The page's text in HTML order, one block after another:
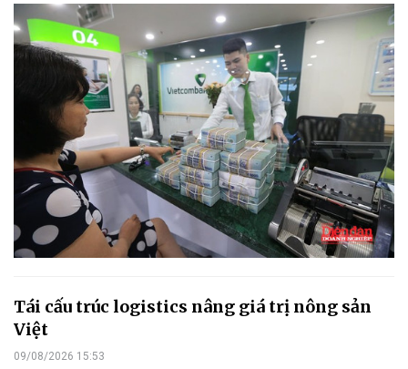
Tái cấu trúc logistics nâng giá trị nông sản
Việt
09/08/2026 15:53